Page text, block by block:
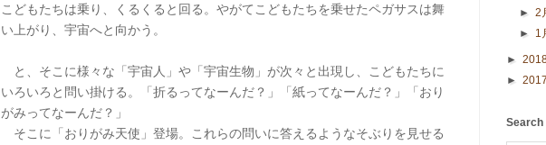
こどもたちは乗り、くるくると回る。やがてこどもたちを乗せたペガサスは舞
い上がり、宇宙へと向かう。
と、そこに様々な「宇宙人」や「宇宙生物」が次々と出現し、こどもたちに
いろいろと問い掛ける。「折るってなーんだ？」「紙ってなーんだ？」「おり
がみってなーんだ？」
そこに「おりがみ天使」登場。これらの問いに答えるようなそぶりを見せる
►2
► 1
►
► 2017
Search